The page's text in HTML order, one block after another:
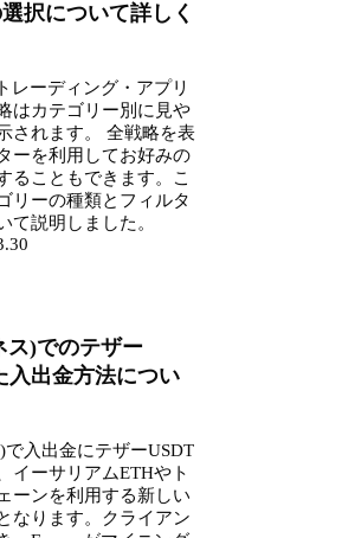
択について詳しく
レーディング・アプリ
はカテゴリー別に見や
されます。 全戦略を表
ーを利用してお好みの
ることもできます。こ
リーの種類とフィルタ
て説明しました。
ス)でのテザー
入出金方法につい
で入出金にテザーUSDT
イーサリアムETHやト
ーンを利用する新しい
なります。クライアン